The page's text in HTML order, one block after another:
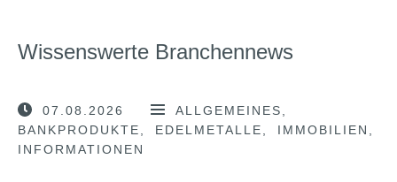
Wissenswerte Branchennews
07.08.2026
ALLGEMEINES
BANKPRODUKTE
EDELMETALLE
IMMOBILIEN
INFORMATIONEN